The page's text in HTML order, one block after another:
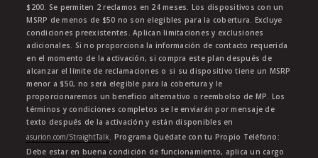
$200. Se permiten 2 reclamos en 24 meses. Los dispositivos con un
MSRP de menos de $50 no son elegibles para la cobertura. Excluye
condiciones preexistentes. Aplican limitaciones y exclusiones
adicionales. Si no proporciona la información de contacto requerida
en el momento de la activación, si compra este plan después de
alcanzar el límite de reclamaciones o si su dispositivo tiene un MSRP
menor a $50, no será elegible para la cobertura y le
proporcionaremos un beneficio alternativo o reembolso de MP. Los
términos y condiciones completos se le enviarán por mensaje de
texto después de la activación y están disponibles en
asurion.com/StraightTalk . Programa Quédate con tu Propio Teléfono:
Debe estar en buena condición de funcionamiento, aplica un cargo